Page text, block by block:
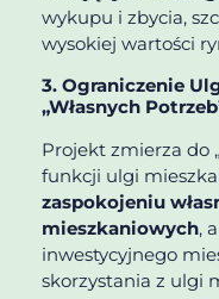
wykupu i zbycia,
wysokiej wartości
3. Ograniczenie
„własnych
Projekt zmierza do
funkcji ulgi
zaspokojeniu
mieszkaniowych,
inwestycyjnego
skorzystania z ulgi